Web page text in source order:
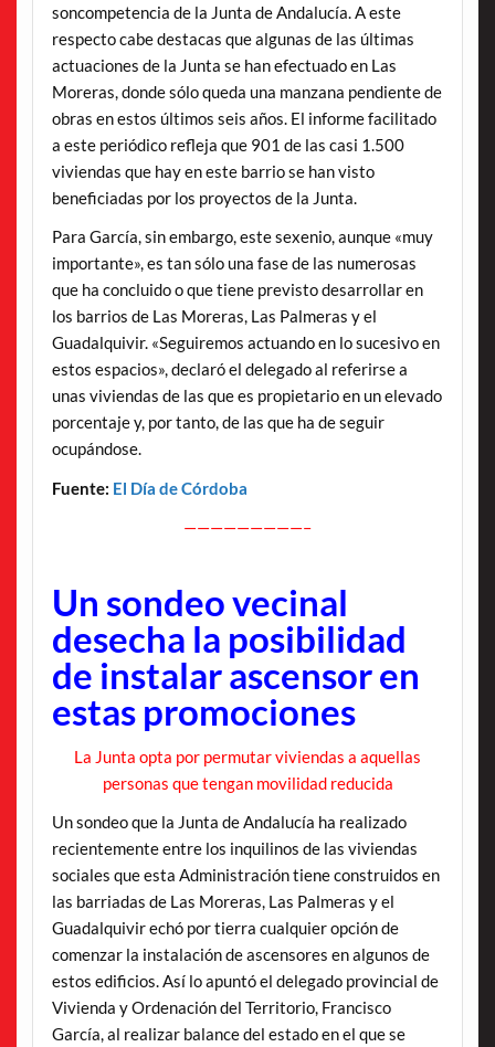
soncompetencia de la Junta de Andalucía. A este
respecto cabe destacas que algunas de las últimas
actuaciones de la Junta se han efectuado en Las
Moreras, donde sólo queda una manzana pendiente de
obras en estos últimos seis años. El informe facilitado
a este periódico refleja que 901 de las casi 1.500
viviendas que hay en este barrio se han visto
beneficiadas por los proyectos de la Junta.
Para García, sin embargo, este sexenio, aunque «muy
importante», es tan sólo una fase de las numerosas
que ha concluido o que tiene previsto desarrollar en
los barrios de Las Moreras, Las Palmeras y el
Guadalquivir. «Seguiremos actuando en lo sucesivo en
estos espacios», declaró el delegado al referirse a
unas viviendas de las que es propietario en un elevado
porcentaje y, por tanto, de las que ha de seguir
ocupándose.
Fuente: El Día de Córdoba
—————————–
Un sondeo vecinal
desecha la posibilidad
de instalar ascensor en
estas promociones
La Junta opta por permutar viviendas a aquellas
personas que tengan movilidad reducida
Un sondeo que la Junta de Andalucía ha realizado
recientemente entre los inquilinos de las viviendas
sociales que esta Administración tiene construidos en
las barriadas de Las Moreras, Las Palmeras y el
Guadalquivir echó por tierra cualquier opción de
comenzar la instalación de ascensores en algunos de
estos edificios. Así lo apuntó el delegado provincial de
Vivienda y Ordenación del Territorio, Francisco
García, al realizar balance del estado en el que se